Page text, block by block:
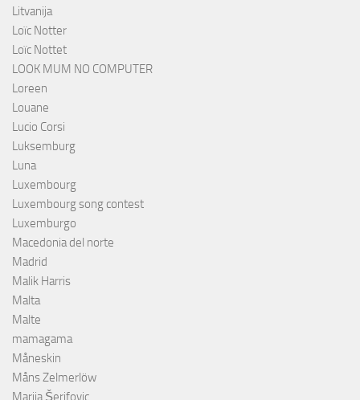
Litvanija
Loïc Notter
Loïc Nottet
LOOK MUM NO COMPUTER
Loreen
Louane
Lucio Corsi
Luksemburg
Luna
Luxembourg
Luxembourg song contest
Luxemburgo
Macedonia del norte
Madrid
Malik Harris
Malta
Malte
mamagama
Måneskin
Måns Zelmerlöw
Marija Šerifovic